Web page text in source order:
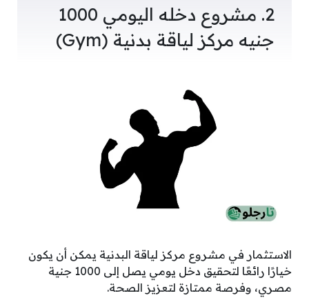
2. مشروع دخله اليومي 1000
جنيه مركز لياقة بدنية (Gym)
الاستثمار في مشروع مركز لياقة البدنية يمكن أن يكون
خيارًا رائعًا لتحقيق دخل يومي يصل إلى 1000 جنية
مصري، وفرصة ممتازة لتعزيز الصحة.